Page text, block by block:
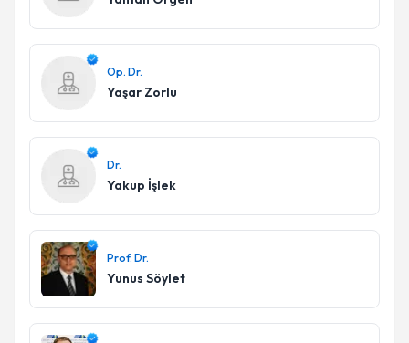
Op. Dr.
Yaşar Zorlu
Dr.
Yakup İşlek
Prof. Dr.
Yunus Söylet